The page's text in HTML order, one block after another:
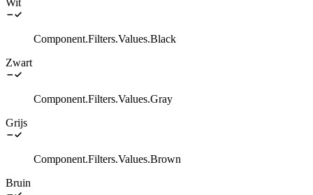
Component.Filters.Values.Black
Zwart
Component.Filters.Values.Gray
Grijs
Component.Filters.Values.Brown
Bruin